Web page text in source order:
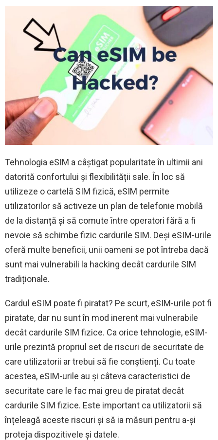
Tehnologia eSIM a câștigat popularitate în ultimii ani
datorită confortului și flexibilității sale. În loc să
utilizeze o cartelă SIM fizică, eSIM permite
utilizatorilor să activeze un plan de telefonie mobilă
de la distanță și să comute între operatori fără a fi
nevoie să schimbe fizic cardurile SIM. Deși eSIM-urile
oferă multe beneficii, unii oameni se pot întreba dacă
sunt mai vulnerabili la hacking decât cardurile SIM
tradiționale.
Cardul eSIM poate fi piratat? Pe scurt, eSIM-urile pot fi
piratate, dar nu sunt în mod inerent mai vulnerabile
decât cardurile SIM fizice. Ca orice tehnologie, eSIM-
urile prezintă propriul set de riscuri de securitate de
care utilizatorii ar trebui să fie conștienți. Cu toate
acestea, eSIM-urile au și câteva caracteristici de
securitate care le fac mai greu de piratat decât
cardurile SIM fizice. Este important ca utilizatorii să
înțeleagă aceste riscuri și să ia măsuri pentru a-și
proteja dispozitivele și datele.